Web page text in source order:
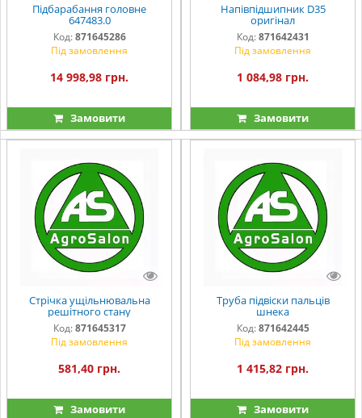
Підбарабання головне
647483.0
Код: 871645286
Під замовлення
14 998,98 грн.
Замовити
Напівпідшипник D35
оригінал
Код: 871642431
Під замовлення
1 084,98 грн.
Замовити
Стрічка ущільнювальна
решітного стану
Код: 871645317
Під замовлення
581,40 грн.
Замовити
Труба підвіски пальців
шнека
Код: 871642445
Під замовлення
1 415,82 грн.
Замовити